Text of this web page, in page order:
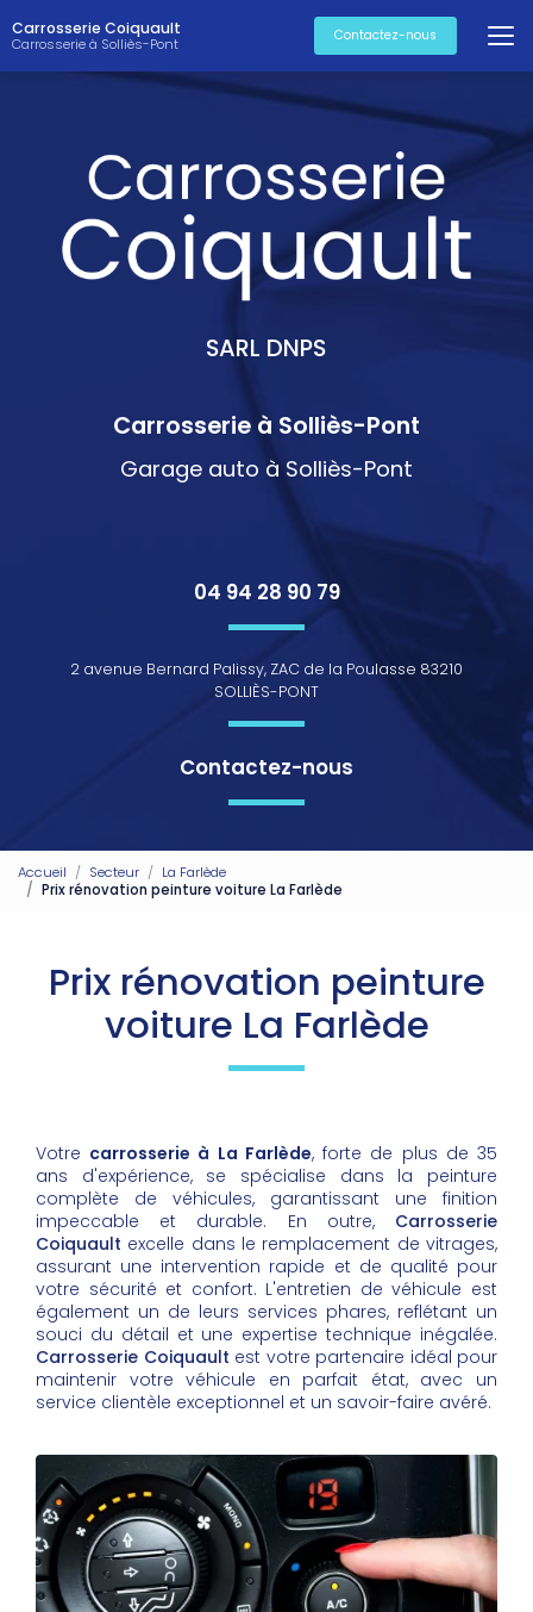
au
contenu
principal
Carrosserie Coiquault
Carrosserie à Solliès-Pont Contactez-nous
SARL DNPS
Carrosserie à Solliès-Pont
Garage auto à Solliès-Pont
04 94 28 90 79
2 avenue Bernard Palissy, ZAC de la Poulasse 83210
SOLLIÈS-PONT
Contactez-nous
Accueil Secteur
La Farlède
Prix rénovation peinture voiture La Farlède
Prix rénovation peinture
voiture La Farlède
Votre carrosserie à La Farlède, forte de plus de 35
ans d'expérience, se spécialise dans la peinture
complète de véhicules, garantissant une finition
impeccable et durable. En outre, Carrosserie
Coiquault excelle dans le remplacement de vitrages,
assurant une intervention rapide et de qualité pour
votre sécurité et confort. L'entretien de véhicule est
également un de leurs services phares, reflétant un
souci du détail et une expertise technique inégalée.
Carrosserie Coiquault est votre partenaire idéal pour
maintenir votre véhicule en parfait état, avec un
service clientèle exceptionnel et un savoir-faire avéré.